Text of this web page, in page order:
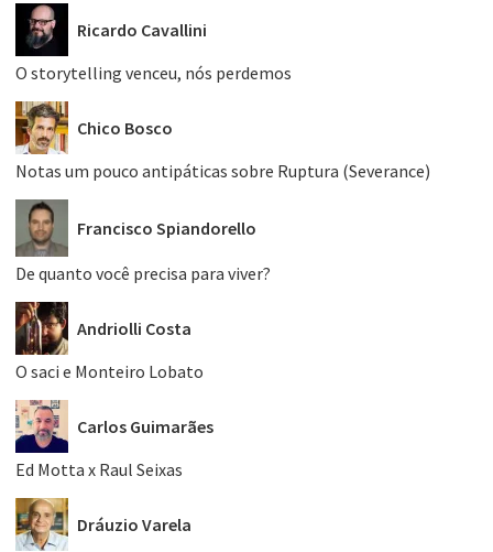
Ricardo Cavallini
O storytelling venceu, nós perdemos
Chico Bosco
Notas um pouco antipáticas sobre Ruptura (Severance)
Francisco Spiandorello
De quanto você precisa para viver?
Andriolli Costa
O saci e Monteiro Lobato
Carlos Guimarães
Ed Motta x Raul Seixas
Dráuzio Varela